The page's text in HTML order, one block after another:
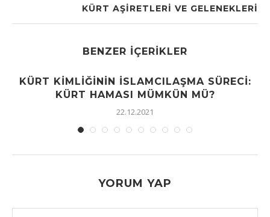
KÜRT AŞIRETLERI VE GELENEKLERI
BENZER İÇERIKLER
KÜRT KIMLIĞININ İSLAMCILAŞMA SÜRECI:
KÜRT HAMASI MÜMKÜN MÜ?
22.12.2021
YORUM YAP